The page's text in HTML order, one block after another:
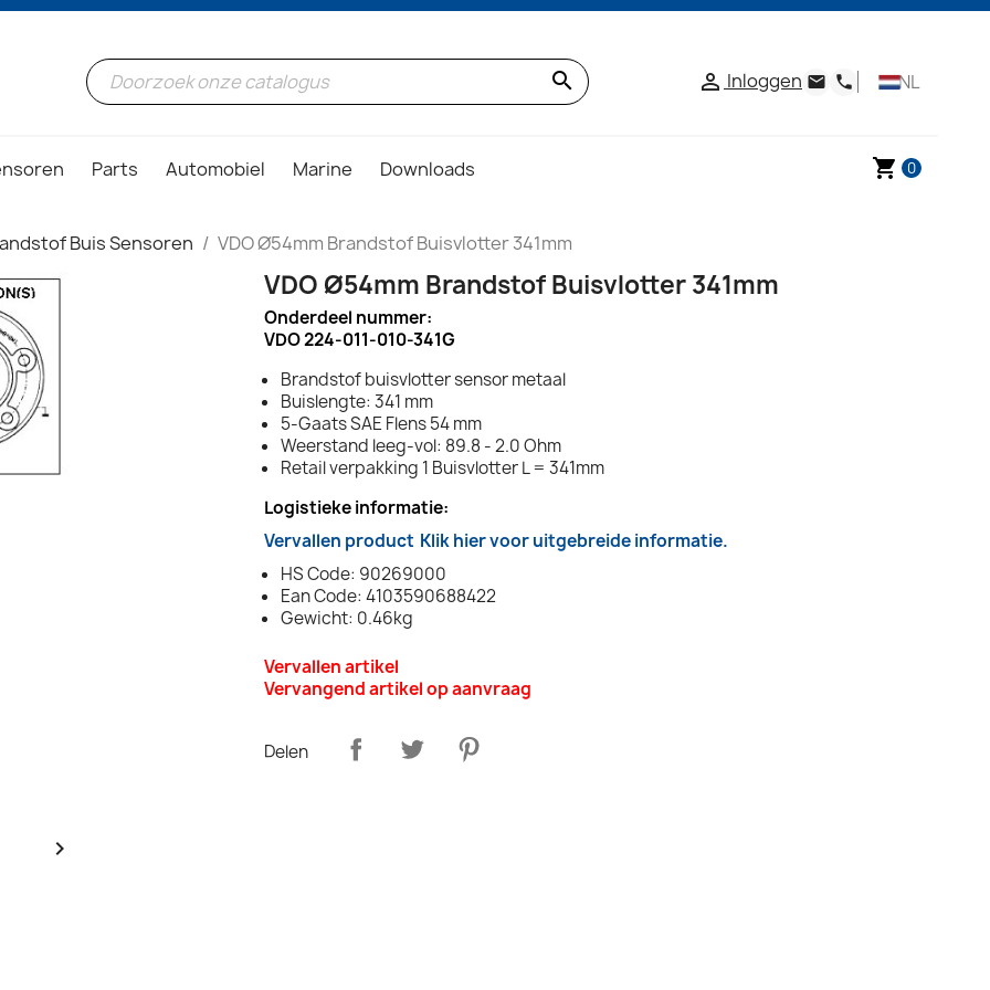
search  Inloggen email phone NL
Parts Automobiel Marine Downloads shopping_cart 0
Buis Sensoren VDO Ø54mm Brandstof Buisvlotter 341mm

VDO Ø54mm Brandstof Buisvlotter 341mm
Onderdeel nummer:
VDO 224-011-010-341G
Brandstof buisvlotter sensor metaal
Buislengte: 341 mm
5-Gaats SAE Flens 54 mm
Weerstand leeg-vol: 89.8 - 2.0 Ohm
Retail verpakking 1 Buisvlotter L = 341mm
Logistieke informatie:
Vervallen product Klik hier voor uitgebreide informatie.
HS Code: 90269000
Ean Code: 4103590688422
Gewicht: 0.46kg
Vervallen artikel
Vervangend artikel op aanvraag
Delen